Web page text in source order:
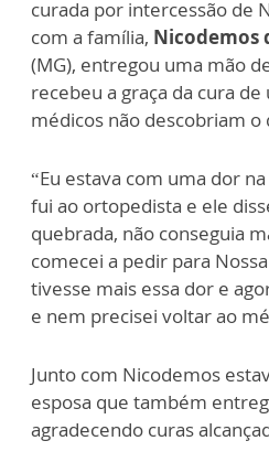
curada por intercessão de
com a família, Nicodemos
(MG), entregou uma mão
recebeu a graça da cura
médicos não descobriam o
“Eu estava com uma dor
fui ao ortopedista e ele
quebrada, não conseguia
comecei a pedir para
tivesse mais essa dor e
e nem precisei voltar ao
Junto com Nicodemos
esposa que também
agradecendo curas